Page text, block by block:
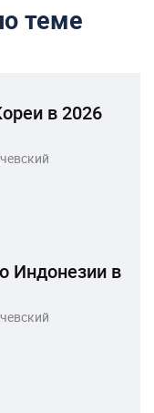
теме
в 2026
Индонезии в